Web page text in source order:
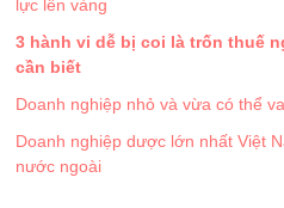
lực lên vàng
3 hành vi dễ bị coi là trốn thuế
cần biết
Doanh nghiệp nhỏ và vừa có thể
Doanh nghiệp dược lớn nhất Việt
nước ngoài